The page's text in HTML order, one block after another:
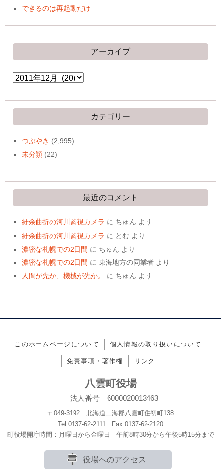
できるのは再起動だけ
アーカイブ
ア
ー
イ
ブ
カテゴリー
つぶやき (2,995)
未分類 (22)
最近のコメント
紆余曲折の河川監視カメラ に ちゅん より
紆余曲折の河川監視カメラ に とむ より
濃密な札幌での2日間 に ちゅん より
濃密な札幌での2日間 に東海地方の同業者 より
人間が先か、機械が先か。
に ちゅん より
このホームページについて 個人情報の取り扱いについて
免責事項・著作権 リンク
八雲町役場
法人番号 6000020013463
〒049-3192 北海道二海郡八雲町住初町138
Tel:0137-62-2111 Fax:0137-62-2120
町役場開庁時間：月曜日から金曜日 午前8時30分から午後5時15分まで
役場へのアクセス